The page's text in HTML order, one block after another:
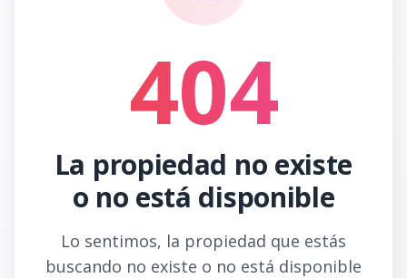
404
La propiedad no existe
o no está disponible
Lo sentimos, la propiedad que estás
buscando no existe o no está disponible